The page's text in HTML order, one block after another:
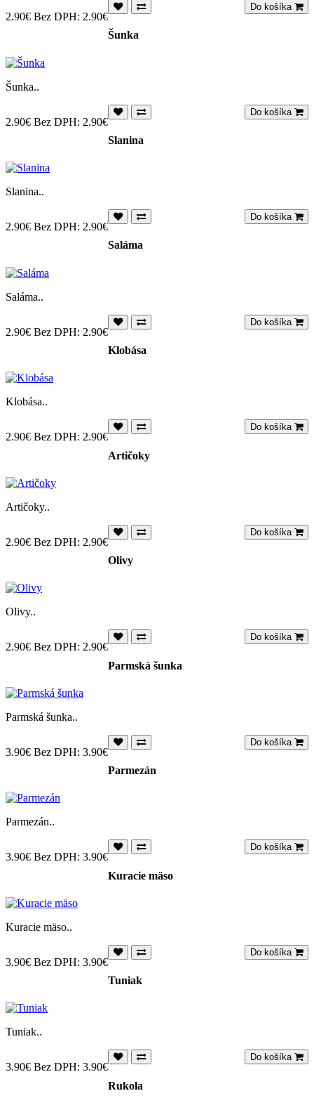
2.90€ Bez DPH: 2.90€
Do košíka
Šunka
Šunka..
2.90€ Bez DPH: 2.90€
Do košíka
Slanina
Slanina..
2.90€ Bez DPH: 2.90€
Do košíka
Saláma
Saláma..
2.90€ Bez DPH: 2.90€
Do košíka
Klobása
Klobása..
2.90€ Bez DPH: 2.90€
Do košíka
Artičoky
Artičoky..
2.90€ Bez DPH: 2.90€
Do košíka
Olivy
Olivy..
2.90€ Bez DPH: 2.90€
Do košíka
Parmská šunka
Parmská šunka..
3.90€ Bez DPH: 3.90€
Do košíka
Parmezán
Parmezán..
3.90€ Bez DPH: 3.90€
Do košíka
Kuracie mäso
Kuracie mäso..
3.90€ Bez DPH: 3.90€
Do košíka
Tuniak
Tuniak..
3.90€ Bez DPH: 3.90€
Do košíka
Rukola